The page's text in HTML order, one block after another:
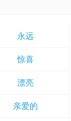
永远
惊喜
漂亮
亲爱的